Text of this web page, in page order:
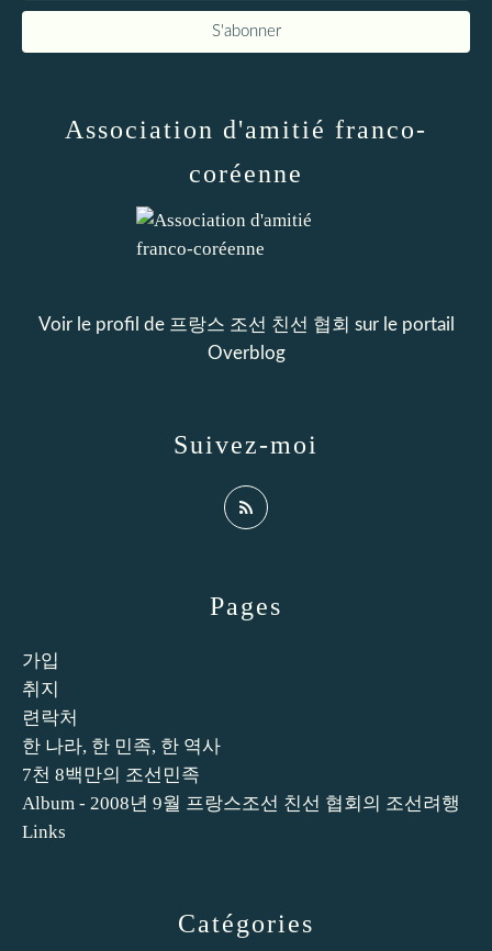
Catégories
Pages
가입
취지
련락처
한 나라, 한 민족, 한 역사
7천 8백만의 조선민족
Album - 2008년 9월 프랑스조선 친선 협회의 조선려행
Links
Association d'amitié franco-
coréenne
Voir le profil de 프랑스 조선 친선 협회 sur le portail
Overblog
Suivez-moi